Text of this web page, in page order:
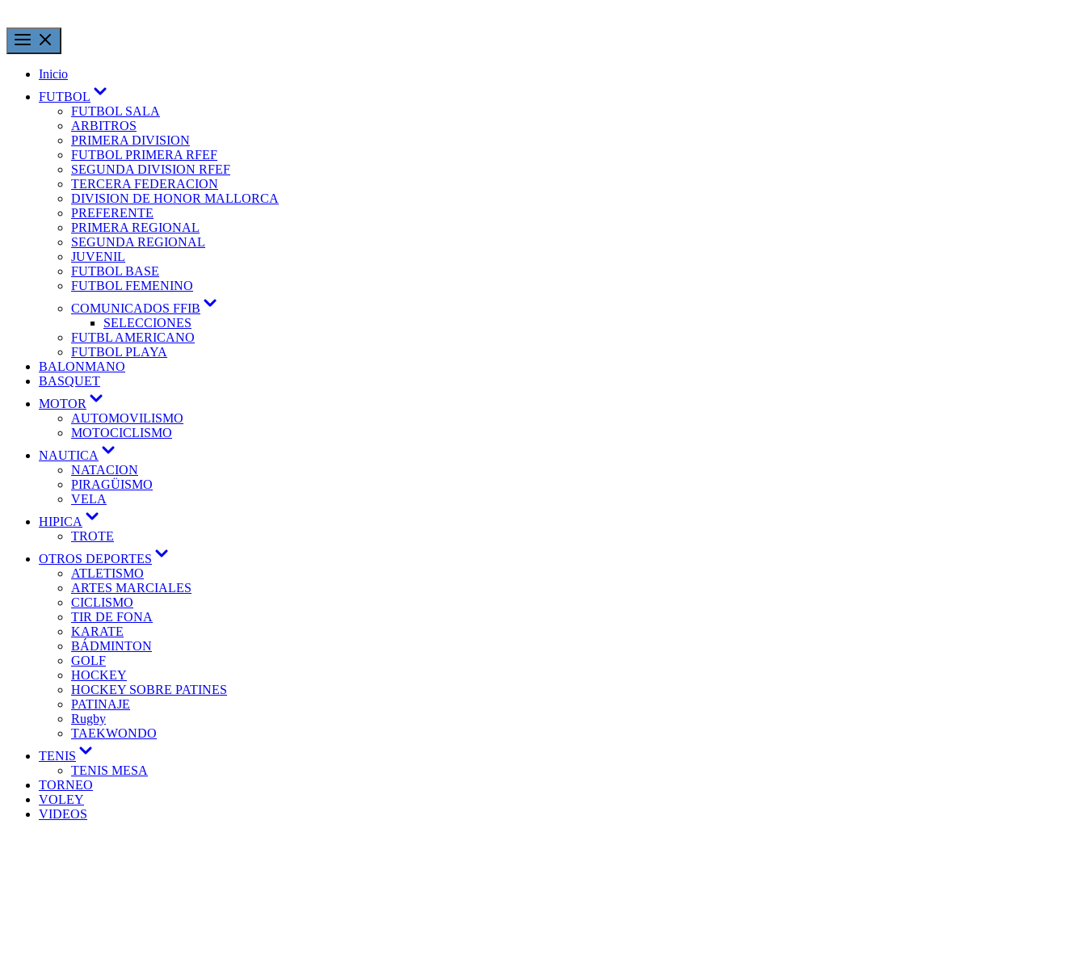
Inicio
FUTBOL
FUTBOL SALA
ARBITROS
PRIMERA DIVISION
FUTBOL PRIMERA RFEF
SEGUNDA DIVISION RFEF
TERCERA FEDERACION
DIVISION DE HONOR MALLORCA
PREFERENTE
PRIMERA REGIONAL
SEGUNDA REGIONAL
JUVENIL
FUTBOL BASE
FUTBOL FEMENINO
COMUNICADOS FFIB
SELECCIONES
FUTBL AMERICANO
FUTBOL PLAYA
BALONMANO
BASQUET
MOTOR
AUTOMOVILISMO
MOTOCICLISMO
NAUTICA
NATACION
PIRAGÜISMO
VELA
HIPICA
TROTE
OTROS DEPORTES
ATLETISMO
ARTES MARCIALES
CICLISMO
TIR DE FONA
KARATE
BÁDMINTON
GOLF
HOCKEY
HOCKEY SOBRE PATINES
PATINAJE
Rugby
TAEKWONDO
TENIS
TENIS MESA
TORNEO
VOLEY
VIDEOS